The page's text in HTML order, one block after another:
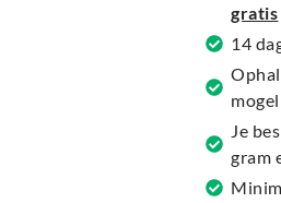
v
e
:
gratis
14
Je
gram